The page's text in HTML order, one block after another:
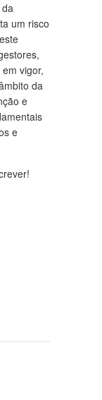
um risco
vigor,
da
e
e